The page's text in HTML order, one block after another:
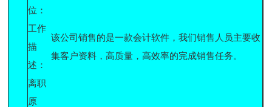
位：
工作
描
述：
该公司销售的是一款会计软件，我们销售人员主要收
集客户资料，高质量，高效率的完成销售任务。
离职
原